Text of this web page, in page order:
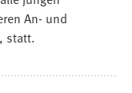
An- und
statt.